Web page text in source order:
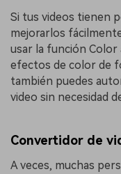
Si tus videos tienen
mejorarlos
usar la función
efectos de color de
también puedes
video sin necesidad
Convertidor de
A veces, muchas